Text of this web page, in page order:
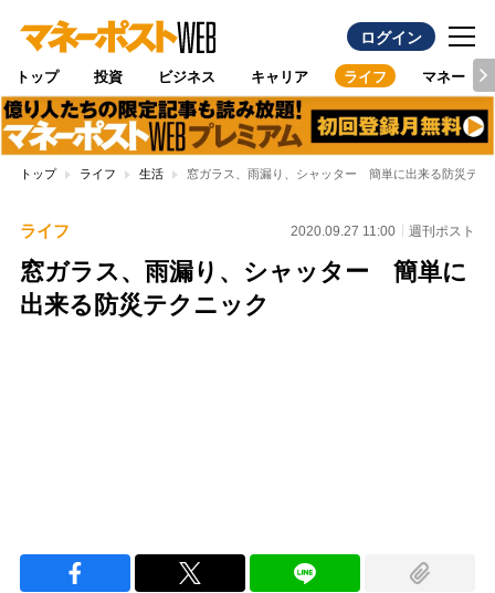
ログイン
トップ 投資 ビジネス キャリア ライフ マネー
トップ ライフ 生活 窓ガラス、雨漏り、シャッター 簡単に出来る防災テク
ライフ 2020.09.27 11:00 週刊ポスト
窓ガラス、雨漏り、シャッター 簡単に
出来る防災テクニック